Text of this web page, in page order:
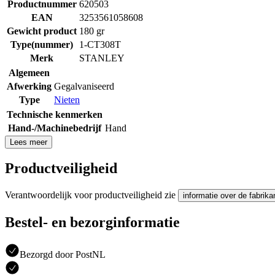
Productnummer 620503
EAN
3253561058608
Gewicht product 180 gr
Type(nummer)
1-CT308T
Merk
STANLEY
Algemeen
Afwerking Gegalvaniseerd
Type
Nieten
Technische kenmerken
Hand-/Machinebedrijf Hand
Lees meer
Productveiligheid
Verantwoordelijk voor productveiligheid zie informatie over de
Bestel- en bezorginformatie
Bezorgd door PostNL